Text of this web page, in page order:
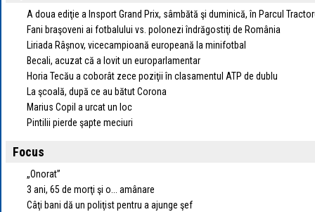
A doua ediţie a Insport Grand Prix, sâmbătă şi duminică, în Parcul
Fani braşoveni ai fotbalului vs. polonezi îndrăgostiţi de România
Liriada Râșnov, vicecampioană europeană la minifotbal
Becali, acuzat că a lovit un europarlamentar
Horia Tecău a coborât zece poziţii în clasamentul ATP de dublu
La şcoală, după ce au bătut Corona
Marius Copil a urcat un loc
Pintilii pierde şapte meciuri
Focus
„Onorat”
3 ani, 65 de morţi şi o... amânare
Câţi bani dă un poliţist pentru a ajunge şef